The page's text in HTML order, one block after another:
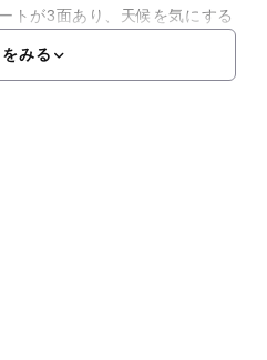
トが3面あり、天候を気にする
みる